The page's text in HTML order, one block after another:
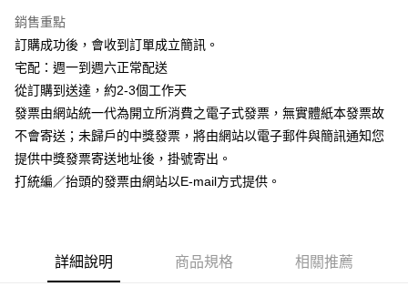
全家取貨付款
7-11取貨付款
每筆NT$65，滿NT$999(含以上)免運費
每筆NT$100，滿NT$999(含以上)免運費
信用卡付款後門市自取
銷售重點
訂購成功後，會收到訂單成立簡訊。
宅配：週一到週六正常配送
從訂購到送達，約2-3個工作天
發票由網站統一代為開立所消費之電子式發票，無實體紙本發票故
不會寄送；未歸戶的中獎發票，將由網站以電子郵件與簡訊通知您
提供中獎發票寄送地址後，掛號寄出。
打統編／抬頭的發票由網站以E-mail方式提供。
詳細說明 商品規格 相關推薦